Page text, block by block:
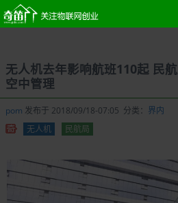
无人机去年影响航班110起 民
空中管理
pom 发布于 2018/09/18-07:05 分类： 界内
无人机
民航局